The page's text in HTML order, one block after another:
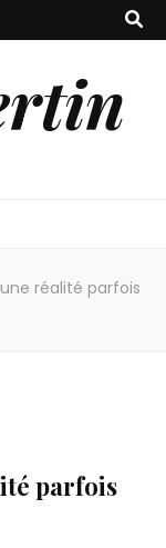
réalité parfois
parfois